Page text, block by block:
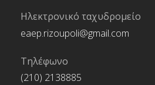
Ηλεκτρονικό ταχυδρομείο
eaep.rizoupoli@gmail.com
Τηλέφωνο
(210) 2138885